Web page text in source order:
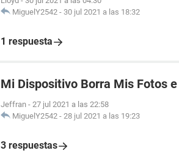
MiguelY2542 - 30 jul 2021 a las 18:32
1 respuesta
Mi Dispositivo Borra Mis Fotos
Jeffran - 27 jul 2021 a las 22:58
MiguelY2542 - 28 jul 2021 a las 19:23
3 respuestas